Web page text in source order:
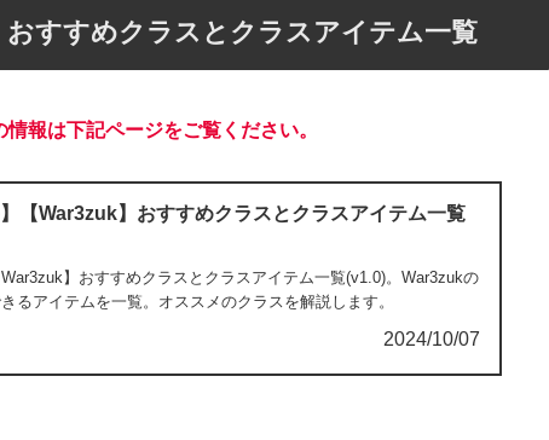
おすすめクラスとクラスアイテム一覧
報は下記ページをご覧ください。
【War3zuk】おすすめクラスとクラスアイテム一覧
War3zuk】おすすめクラスとクラスアイテム一覧(v1.0)。War3zukの
るアイテムを一覧。オススメのクラスを解説します。
2024/10/07